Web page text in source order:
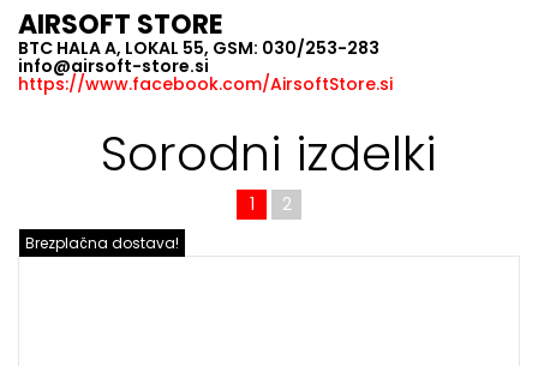
AIRSOFT STORE
BTC HALA A, LOKAL 55, GSM: 030/253-283
info@airsoft-store.si
https://www.facebook.com/AirsoftStore.si
Sorodni izdelki
1 2